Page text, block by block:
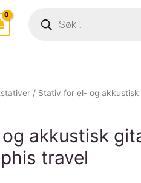
search
/ Stativ for el- og akkustisk
akkustisk
travel